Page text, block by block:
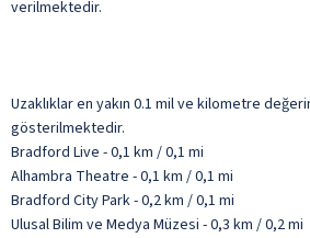
verilmektedir.
Uzaklıklar en yakın 0.1 mil ve kilometre
gösterilmektedir.
Bradford Live - 0,1 km / 0,1 mi
Alhambra Theatre - 0,1 km / 0,1 mi
Bradford City Park - 0,2 km / 0,1 mi
Ulusal Bilim ve Medya Müzesi - 0,3 km / 0,2 mi